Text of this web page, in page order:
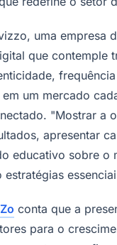
uma empresa
que contemple
um mercado
"Mostrar a
apresentar
educativo sobre o
estratégias
conta que a
para o